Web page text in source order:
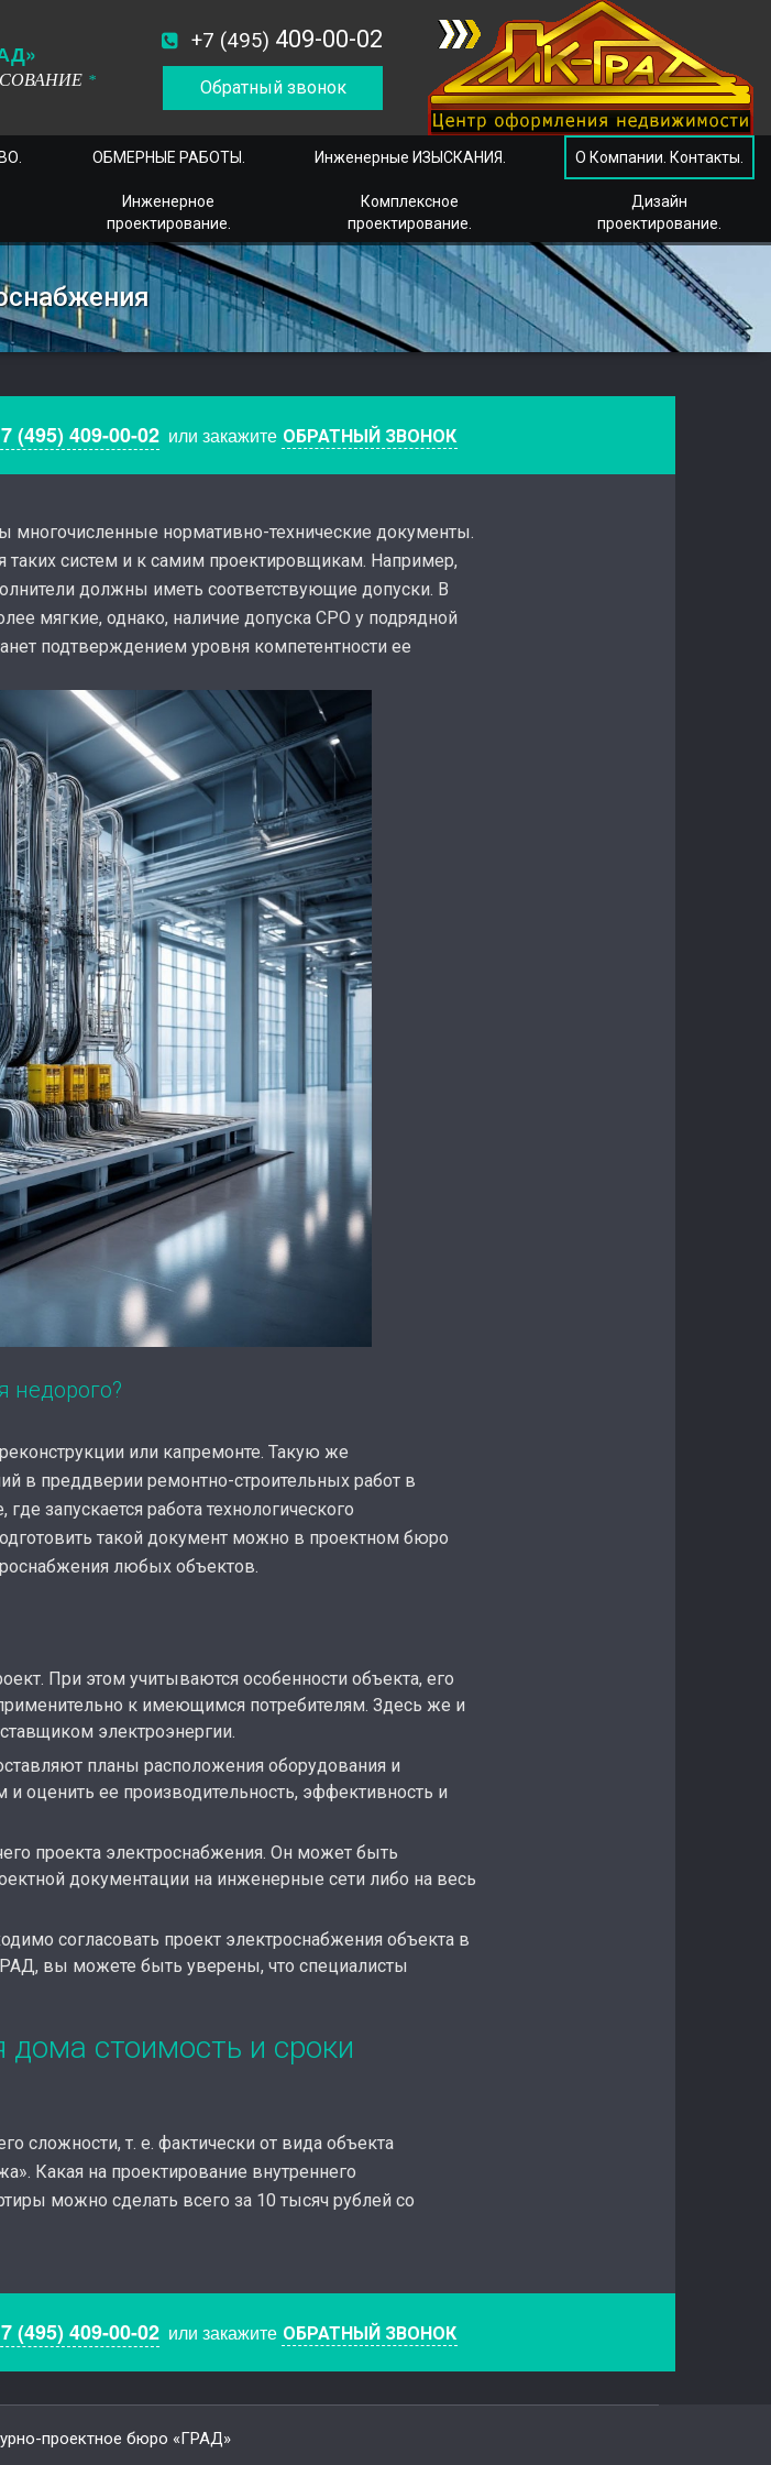
*
+7 (495) 409-00-02
Обратный звонок
ОБМЕРНЫЕ РАБОТЫ. Инженерные ИЗЫСКАНИЯ. О Компании. Контакты.
Инженерное
проектирование.
Комплексное
проектирование.
Дизайн
проектирование.
(495) 409-00-02или закажите ОБРАТНЫЙ ЗВОНОК
многочисленные нормативно-технические документы.
таких систем и к самим проектировщикам. Например,
должны иметь соответствующие допуски. В
мягкие, однако, наличие допуска СРО у подрядной
подтверждением уровня компетентности ее
недорого?
или капремонте. Такую же
в преддверии ремонтно-строительных работ в
запускается работа технологического
такой документ можно в проектном бюро
любых объектов.
При этом учитываются особенности объекта, его
к имеющимся потребителям. Здесь же и
электроэнергии.
планы расположения оборудования и
оценить ее производительность, эффективность и
проекта электроснабжения. Он может быть
документации на инженерные сети либо на весь
согласовать проект электроснабжения объекта в
вы можете быть уверены, что специалисты
стоимость и сроки
сложности, т. е. фактически от вида объекта
Какая на проектирование внутреннего
можно сделать всего за 10 тысяч рублей со
(495) 409-00-02или закажите ОБРАТНЫЙ ЗВОНОК
проектное бюро «ГРАД»